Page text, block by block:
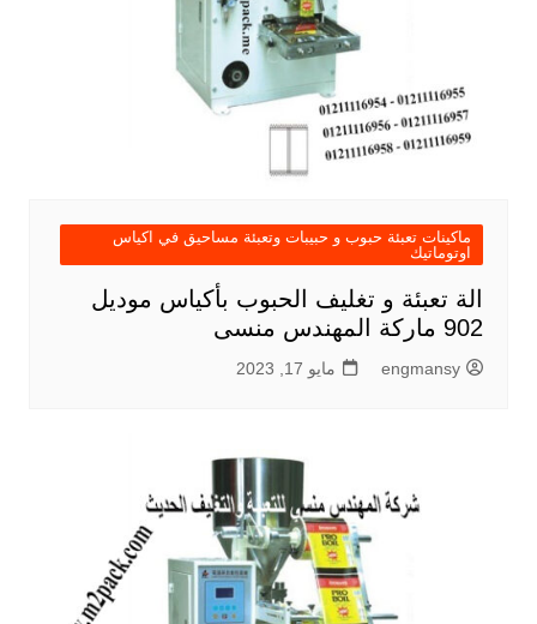
ماكينات تعبئة حبوب و حبيبات وتعبئة مساحيق في اكياس
اوتوماتيك
الة تعبئة و تغليف الحبوب بأكياس موديل
902 ماركة المهندس منسى
engmansy مايو 17, 2023